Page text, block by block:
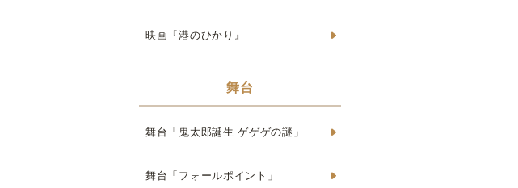
映画『港のひかり』
舞台
舞台「鬼太郎誕生 ゲゲゲの謎」
舞台「フォールポイント」